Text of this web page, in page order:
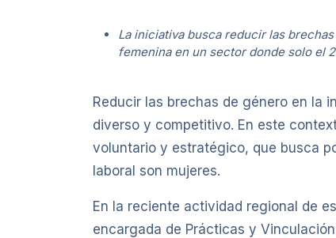
La iniciativa busca reducir las
femenina en un sector donde solo el
Reducir las brechas de género en la
diverso y competitivo. En este
voluntario y estratégico, que busca
laboral son mujeres.
En la reciente actividad regional de
encargada de Prácticas y